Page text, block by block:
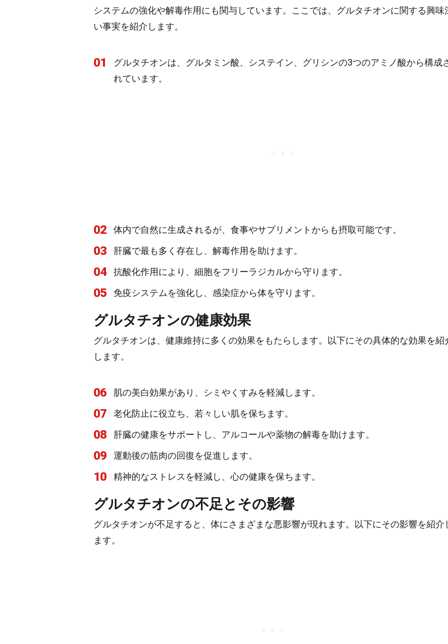
システムの強化や解毒作用にも関与しています。ここでは、グルタチオンに関する興味
い事実を紹介します。
01
グルタチオンは、グルタミン酸、システイン、グリシンの3つのアミノ酸から構成
れています。
02 体内で自然に生成されるが、食事やサプリメントからも摂取可能です。
03 肝臓で最も多く存在し、解毒作用を助けます。
04 抗酸化作用により、細胞をフリーラジカルから守ります。
05 免疫システムを強化し、感染症から体を守ります。
グルタチオンの健康効果
グルタチオンは、健康維持に多くの効果をもたらします。以下にその具体的な効果を紹
します。
06 肌の美白効果があり、シミやくすみを軽減します。
07 老化防止に役立ち、若々しい肌を保ちます。
08 肝臓の健康をサポートし、アルコールや薬物の解毒を助けます。
09 運動後の筋肉の回復を促進します。
10 精神的なストレスを軽減し、心の健康を保ちます。
グルタチオンの不足とその影響
グルタチオンが不足すると、体にさまざまな悪影響が現れます。以下にその影響を紹介
ます。